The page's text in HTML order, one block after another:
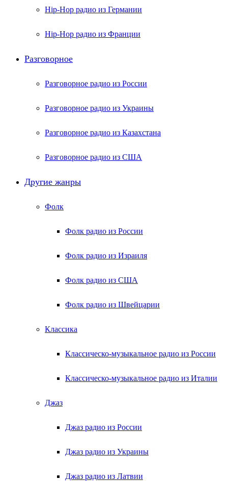
Hip-Hop радио из Германии
Hip-Hop радио из Франции
Разговорное
Разговорное радио из России
Разговорное радио из Украины
Разговорное радио из Казахстана
Разговорное радио из США
Другие жанры
Фолк
Фолк радио из России
Фолк радио из Израиля
Фолк радио из США
Фолк радио из Швейцарии
Классика
Классическо-музыкальное радио из России
Классическо-музыкальное радио из Италии
Джаз
Джаз радио из России
Джаз радио из Украины
Джаз радио из Латвии